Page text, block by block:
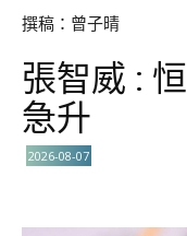
撰稿：曾子晴
張智威 :
急升
2026-08-07